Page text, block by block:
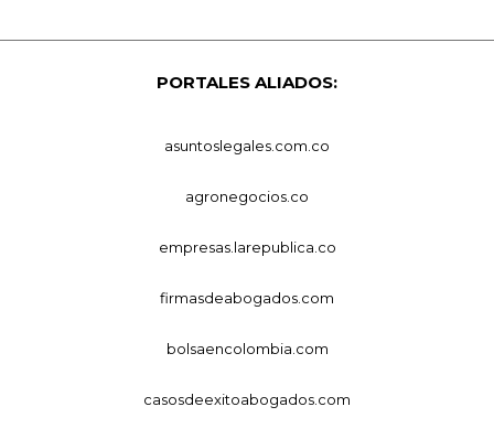
PORTALES ALIADOS:
asuntoslegales.com.co
agronegocios.co
empresas.larepublica.co
firmasdeabogados.com
bolsaencolombia.com
casosdeexitoabogados.com